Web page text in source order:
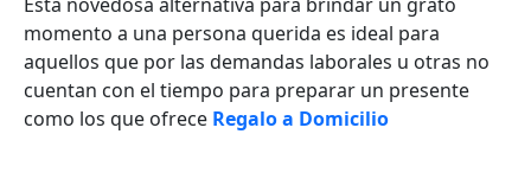
momento a una persona querida es ideal para
aquellos que por las demandas laborales u otras no
cuentan con el tiempo para preparar un presente
como los que ofrece Regalo a Domicilio